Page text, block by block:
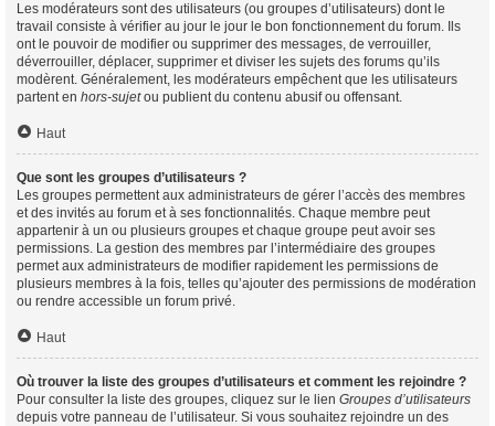
Les modérateurs sont des utilisateurs (ou groupes d’utilisateurs) dont le
travail consiste à vérifier au jour le jour le bon fonctionnement du forum. Ils
ont le pouvoir de modifier ou supprimer des messages, de verrouiller,
déverrouiller, déplacer, supprimer et diviser les sujets des forums qu’ils
modèrent. Généralement, les modérateurs empêchent que les utilisateurs
partent en hors-sujetou publient du contenu abusif ou offensant.
Haut
Que sont les groupes d’utilisateurs ?
Les groupes permettent aux administrateurs de gérer l’accès des membres
et des invités au forum et à ses fonctionnalités. Chaque membre peut
appartenir à un ou plusieurs groupes et chaque groupe peut avoir ses
permissions. La gestion des membres par l’intermédiaire des groupes
permet aux administrateurs de modifier rapidement les permissions de
plusieurs membres à la fois, telles qu’ajouter des permissions de modération
ou rendre accessible un forum privé.
Haut
Où trouver la liste des groupes d’utilisateurs et comment les rejoindre ?
Pour consulter la liste des groupes, cliquez sur le lien Groupes d’utilisateurs
depuis votre panneau de l’utilisateur. Si vous souhaitez rejoindre un des